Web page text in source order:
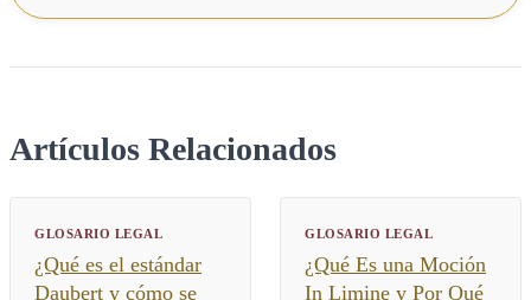
Artículos Relacionados
GLOSARIO LEGAL
¿Qué es el estándar
Daubert y cómo se
GLOSARIO LEGAL
¿Qué Es una Moción
In Limine y Por Qué